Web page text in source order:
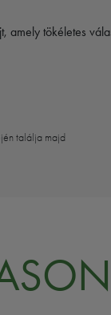
amely tökéletes
találja majd